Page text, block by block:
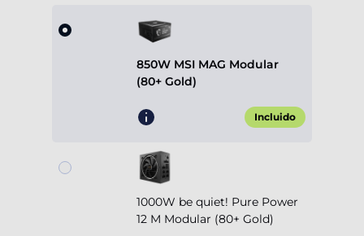
850W MSI MAG Modular
(80+ Gold)
Incluido
1000W be quiet! Pure Power
12 M Modular (80+ Gold)